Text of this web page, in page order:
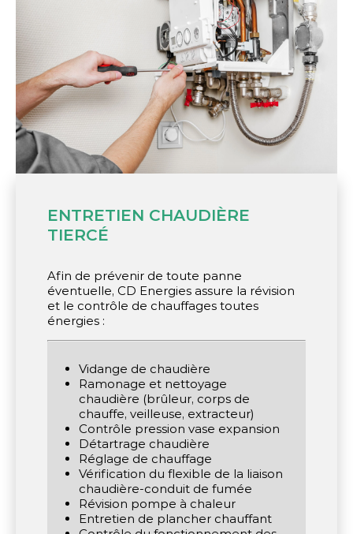
ENTRETIEN CHAUDIÈRE
TIERCÉ
Afin de prévenir de toute panne
éventuelle, CD Energies assure la révision
et le contrôle de chauffages toutes
énergies :
Vidange de chaudière
Ramonage et nettoyage
chaudière (brûleur, corps de
chauffe, veilleuse, extracteur)
Contrôle pression vase expansion
Détartrage chaudière
Réglage de chauffage
Vérification du flexible de la liaison
chaudière-conduit de fumée
Révision pompe à chaleur
Entretien de plancher chauffant